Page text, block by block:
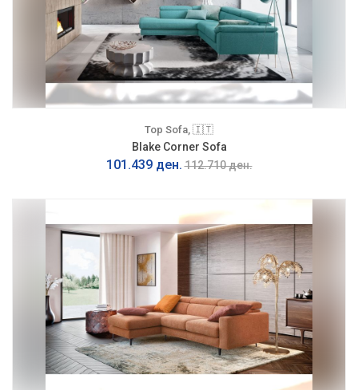
Top Sofa, 🇮🇹
Blake Corner Sofa
101.439 ден. 112.710 ден.